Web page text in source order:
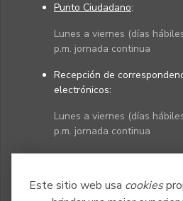
Este sitio web usa cookies
Punto Ciudadano:
Lunes a viernes (días
p.m. jornada continua
Recepción de
electrónicos:
Lunes a viernes (días
p.m. jornada continua